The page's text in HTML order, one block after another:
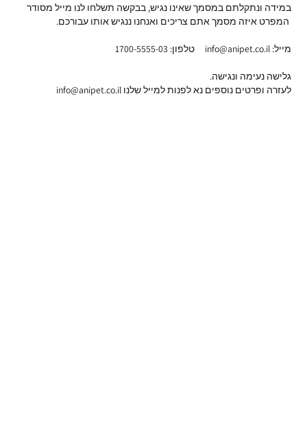
במידה ונתקלתם במסמך שאינו נגיש, בבקשה תשלחו לנו מייל מסודר
המפרט איזה מסמך אתם צריכים ואנחנו ננגיש אותו עבורכם.
מייל: info@anipet.co.il טלפון: 1700-5555-03
גלישה נעימה ונגישה.
לעזרה ופרטים נוספים נא לפנות למייל שלנו info@anipet.co.il